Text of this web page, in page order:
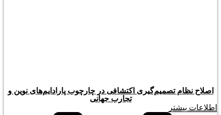
اصلاح نظام تصمیم‌گیری اکتشافی در چارچوب پارادایم‌های نوین و
تجارب جهانی
اطلاعات بیشتر